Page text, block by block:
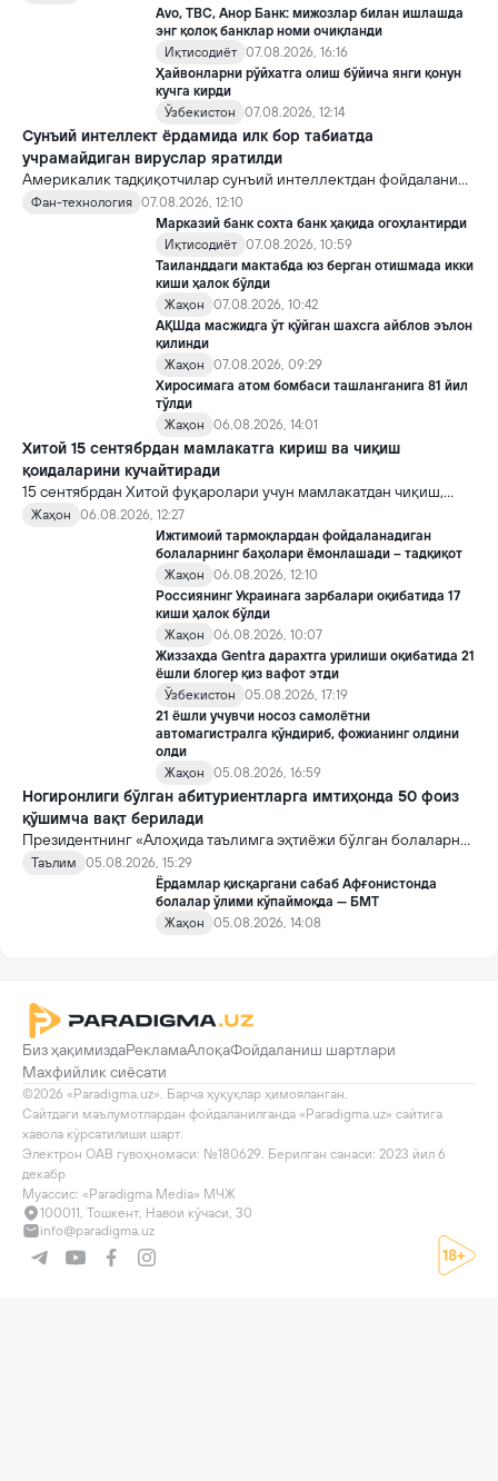
топшириш механизми ҳали ноаниқ. Таҳлилчилар фикрича, бу
Кремлда ворислик жангига олиб келиши мумкин.
Avo, TBC, Анор Банк: мижозлар билан ишлашда
энг қолоқ банклар номи очиқланди
Иқтисодиёт 07.08.2026, 16:16
Ҳайвонларни рўйхатга олиш бўйича янги қонун
кучга кирди
Ўзбекистон
07.08.2026, 12:14
Сунъий интеллект ёрдамида илк бор табиатда
учрамайдиган вируслар яратилди
Америкалик тадқиқотчилар сунъий интеллектдан фойдаланиб
16 та вирус яратди. Бу кашфиёт янги ютуқларга умид уйғотиш
билан бирга, ундан нотўғри мақсадда фойдаланиш борасидаги
хавотирларни ҳам кучайтирмоқда.
Фан-технология 07.08.2026, 12:10
Марказий банк сохта банк ҳақида огоҳлантирди
Иқтисодиёт 07.08.2026, 10:59
Таиланддаги мактабда юз берган отишмада икки
киши ҳалок бўлди
Жаҳон
07.08.2026, 10:42
АҚШда масжидга ўт қўйган шахсга айблов эълон
қилинди
Жаҳон
07.08.2026, 09:29
Хиросимага атом бомбаси ташланганига 81 йил
тўлди
Жаҳон
06.08.2026, 14:01
Хитой 15 сентябрдан мамлакатга кириш ва чиқиш
қоидаларини кучайтиради
15 сентябрдан Хитой фуқаролари учун мамлакатдан чиқиш,
хорижликлар учун эса Хитойга кириш тартиби бўйича янги
қоидалар кучга киради.
Жаҳон
06.08.2026, 12:27
Ижтимоий тармоқлардан фойдаланадиган
болаларнинг баҳолари ёмонлашади – тадқиқот
Жаҳон
06.08.2026, 12:10
Россиянинг Украинага зарбалари оқибатида 17
киши ҳалок бўлди
Жаҳон
06.08.2026, 10:07
Жиззахда Gentra дарахтга урилиши оқибатида 21
ёшли блогер қиз вафот этди
Ўзбекистон
05.08.2026, 17:19
21 ёшли учувчи носоз самолётни
автомагистралга қўндириб, фожианинг олдини
олди
Жаҳон
05.08.2026, 16:59
Ногиронлиги бўлган абитуриентларга имтиҳонда 50 фоиз
қўшимча вақт берилади
Президентнинг «Алоҳида таълимга эҳтиёжи бўлган болаларни
таълим ва ижтимоий хизматлар билан қамраб олиш тизимини
такомиллаштириш бўйича қўшимча чора-тадбирлар
тўғрисида»ги қарори билан инклюзив таълим соҳасида қатор
янги механизмлар жорий этилади.
Таълим
05.08.2026, 15:29
Ёрдамлар қисқаргани сабаб Афғонистонда
болалар ўлими кўпаймоқда — БМТ
Жаҳон
05.08.2026, 14:08
Биз ҳақимиздаРекламаАлоқаФойдаланиш шартлари
Махфийлик сиёсати
©2026 «Paradigma.uz». Барча ҳуқуқлар ҳимояланган.
Сайтдаги маълумотлардан фойдаланилганда «Paradigma.uz» сайтига
хавола кўрсатилиши шарт.
Электрон ОАВ гувоҳномаси: №180629. Берилган санаси: 2023 йил 6
декабр
Муассис: «Paradigma Media» МЧЖ
100011, Тошкент, Навои кўчаси, 30
info@paradigma.uz